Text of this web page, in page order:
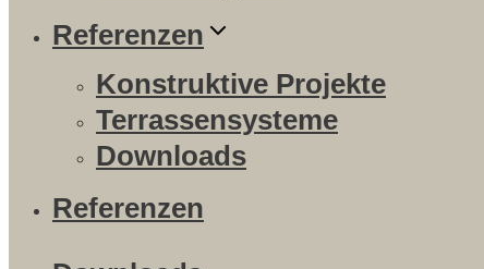
Referenzen
Konstruktive Projekte
Terrassensysteme
Downloads
Referenzen